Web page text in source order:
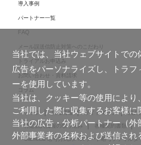
導入事例
パートナー一覧
FAQ
メール誤送信防止対策へのこだわり
トライアルお申込み
お問い合わせ・資料請求
コラム
トップ 新着情報 サイトマップ 個人
特定個人情報の取り組み 各種契約書類
Camellia 暗号方式のパスワード暗号ファイルダ
当社では、当社ウェブサイトで
広告をパーソナライズし、トラ
ーを使用しています。
当社は、クッキー等の使用によ
ご利用した際に収集するお客様に
当社の広告・分析パートナー（外
外部事業者の名称および送信さ